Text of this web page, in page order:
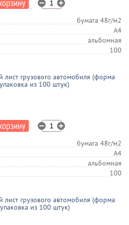
бумага 48г/м2
А4
альбомная
100
лист грузового автомобиля (форма
из 100 штук)
бумага 48г/м2
А4
альбомная
100
лист грузового автомобиля (форма
из 100 штук)